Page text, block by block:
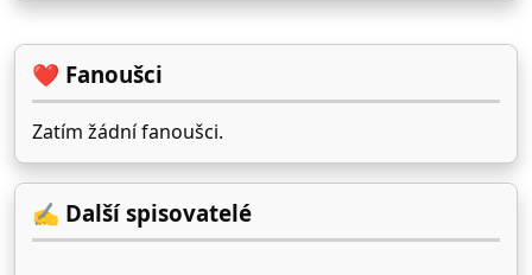
deseti geniálních potravin není
tajemstvím, tak proč ho neprozradit
mnohem víc: Díky Geniálnímu plánu
vyladíte svůj mozek i tělo a budete
mít jasno v tom: O autorovi:Max
Lugavere (* 1982) je americký
publicista, dokumentarista a
spisovatel, který se specializuje na
❤️ Fanoušci
Zatím žádní fanoušci.
✍ Další spisovatelé